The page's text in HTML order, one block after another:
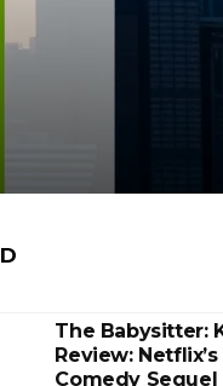
The Babysitter:
Review:
Comedy Sequel